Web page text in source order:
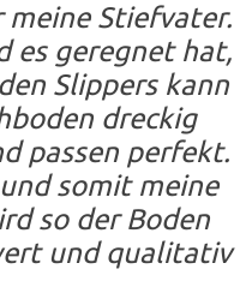
meine Stiefvater.
es geregnet hat,
Slippers kann
dreckig
passen perfekt.
somit meine
so der Boden
und qualitativ